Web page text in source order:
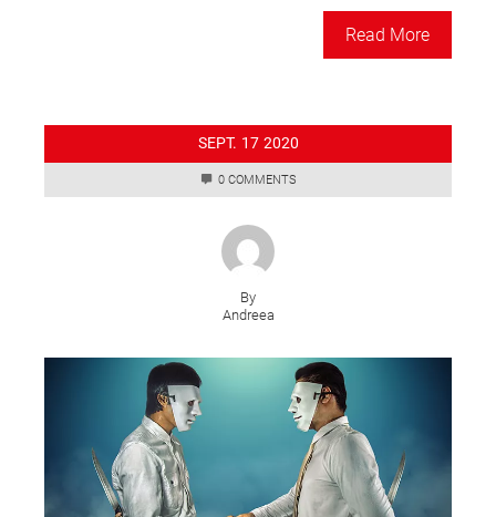
Read More
SEPT. 17 2020
0 COMMENTS
By
Andreea